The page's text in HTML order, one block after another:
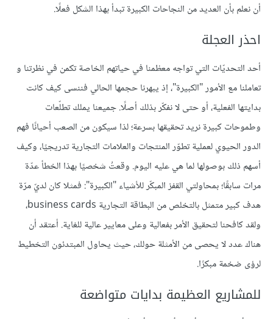
أن نعلم بأن العديد من النجاحات الكبيرة تبدأ بهذا الشكل فعلًا.
احذر العجلة
أحد التحديّات التي تواجه معظمنا في حياتهم الخاصة تكمن في نظرتنا و
تعاملنا مع الأمور "الكبيرة"، إذ يبهرنا حجمها الحالي فننسى كيف كانت
بدايتها الفعلية، أو حتى لا نفكّر بذلك أصلًا. جميعنا يملك تطلّعات
وطموحات كبيرة نريد تحقيقها بسرعة؛ لذا سيكون من الصعب أحيانًا فهم
الدور الحيوي لعملية تطوّر المنتجات والعلامات التجارية تدريجيًا، وكيف
أسهم ذلك بوصولها لما هي عليه اليوم. وقعتُ شخصيًا بهذا الخطأ عدّة
مرات سابقًا؛ بمحاولتي القفز المبكّر للأشياء "الكبيرة": فمثلا كان لديّ مرّة
هدف كبير متمثل بالتخلص من البطاقة التجارية business cards،
ولقد كافحنا لتحقيق الأمر بفعالية وعلى معايير عالية للغاية. أعتقد أن
هناك عدد لا يحصى من الأمثلة حولك، حيث يحاول المبتدئون التخطيط
لرؤى ضخمة مبكرًا.
للمشاريع العظيمة بدايات متواضعة